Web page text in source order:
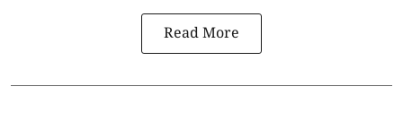
Read More